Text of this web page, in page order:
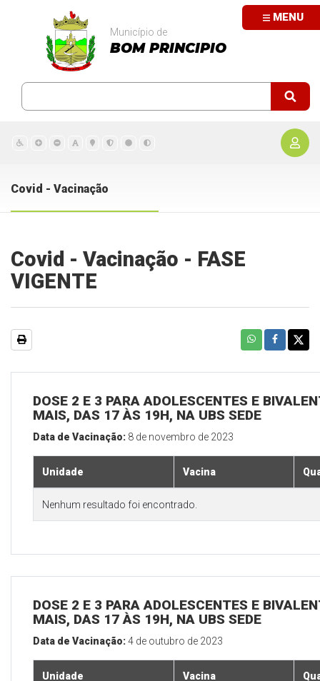
MENU
Município de
BOM PRINCIPIO
Covid - Vacinação
Covid - Vacinação - FASE
VIGENTE
DOSE 2 E 3 PARA ADOLESCENTES E
MAIS, DAS 17 ÀS 19H, NA UBS SEDE
Data de Vacinação: 8 de novembro de 2023
Unidade Vacina
Nenhum resultado foi encontrado.
DOSE 2 E 3 PARA ADOLESCENTES E
MAIS, DAS 17 ÀS 19H, NA UBS SEDE
Data de Vacinação:4 de outubro de 2023
Unidade Vacina